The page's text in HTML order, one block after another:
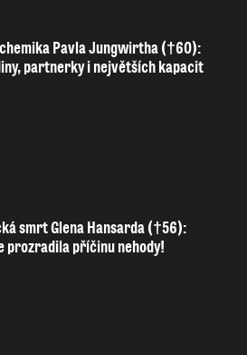
Pavla Jungwirtha (†60):
partnerky i největších kapacit
smrt Glena Hansarda (†56):
prozradila příčinu nehody!